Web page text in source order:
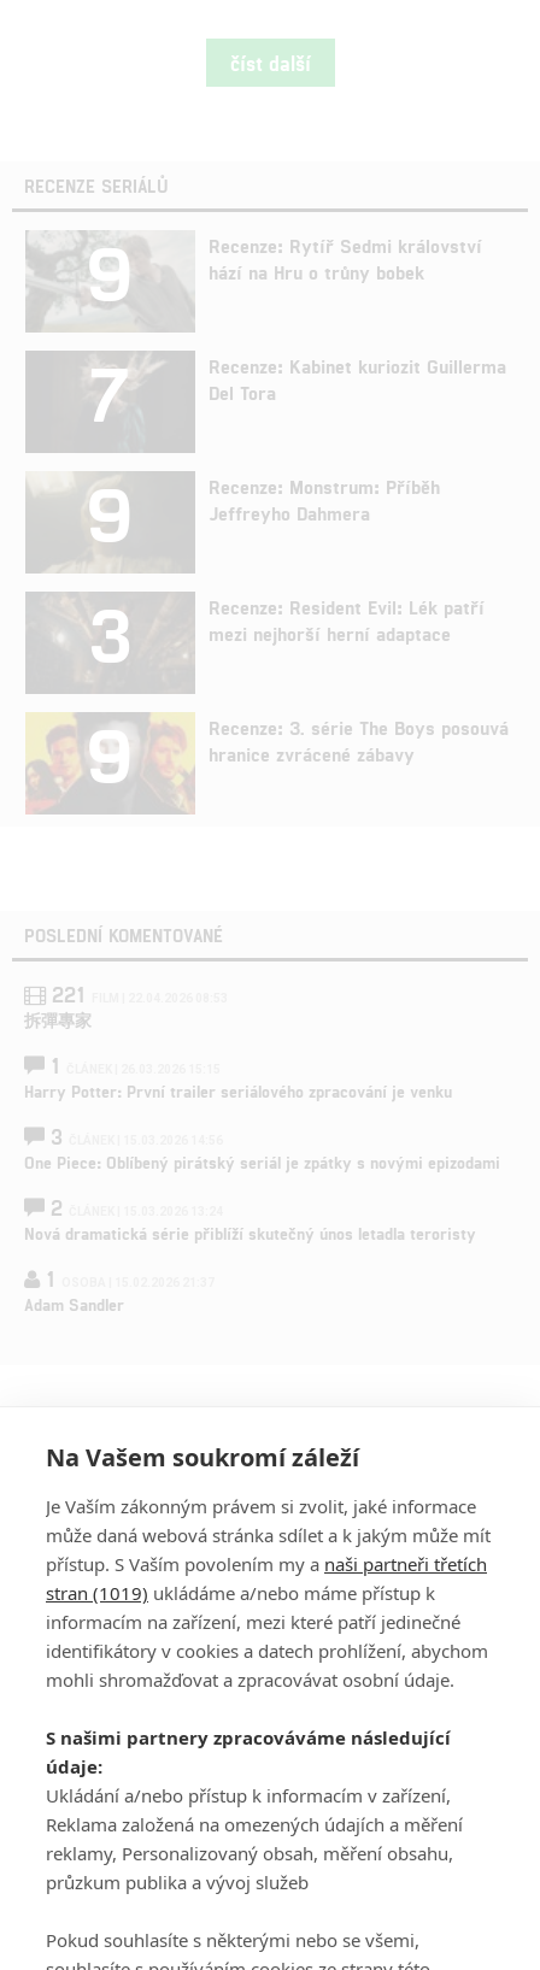
číst další
RECENZE SERIÁLŮ
9
Recenze: Rytíř Sedmi království
hází na Hru o trůny bobek
7
Recenze: Kabinet kuriozit Guillerma
Del Tora
9
Recenze: Monstrum: Příběh
Jeffreyho Dahmera
3
Recenze: Resident Evil: Lék patří
mezi nejhorší herní adaptace
9
Recenze: 3. série The Boys posouvá
hranice zvrácené zábavy
POSLEDNÍ KOMENTOVANÉ
221
拆彈專家
1
Harry Potter: První trailer seriálového zpracování je venku
3
One Piece: Oblíbený pirátský seriál je zpátky s novými epizodami
2
Nová dramatická série přiblíží skutečný únos letadla teroristy
1
Adam Sandler
PŘIHLÁSIT
REGISTROVAT
DISKUZE
Šéfredaktorkou webu jePetr Slavík, e-mailserialy@fandimefilmu.cz
Máte-li zájem o inzerci na našem webu napište nám na e-mail
studio@koncal.com
Ochrana osobních údajů|Zásady používání cookies |Pravidla webu
Upravit nastavení soukromí
Na Vašem soukromí záleží
Je Vaším zákonným právem si zvolit, jaké informace
může daná webová stránka sdílet a k jakým může mít
přístup. S Vaším povolením my a naši partneři třetích
stran (1019) ukládáme a/nebo máme přístup k
informacím na zařízení, mezi které patří jedinečné
identifikátory v cookies a datech prohlížení, abychom
mohli shromažďovat a zpracovávat osobní údaje.
S našimi partnery zpracováváme následující
údaje:
Ukládání a/nebo přístup k informacím v zařízení,
Reklama založená na omezených údajích a měření
reklamy, Personalizovaný obsah, měření obsahu,
průzkum publika a vývoj služeb
Pokud souhlasíte s některými nebo se všemi,